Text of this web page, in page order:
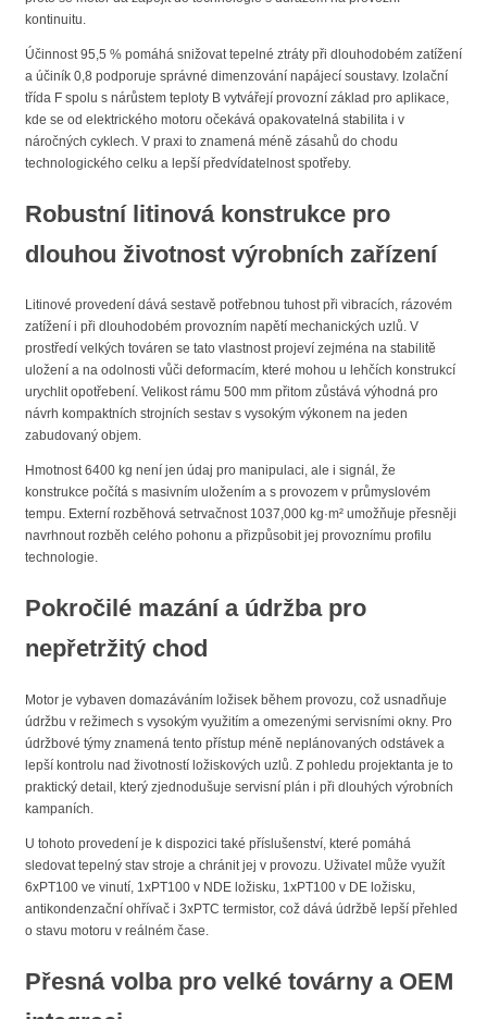
kontinuitu.
Účinnost 95,5 % pomáhá snižovat tepelné ztráty při dlouhodobém zatížení
a účiník 0,8 podporuje správné dimenzování napájecí soustavy. Izolační
třída F spolu s nárůstem teploty B vytvářejí provozní základ pro aplikace,
kde se od elektrického motoru očekává opakovatelná stabilita i v
náročných cyklech. V praxi to znamená méně zásahů do chodu
technologického celku a lepší předvídatelnost spotřeby.
Robustní litinová konstrukce pro
dlouhou životnost výrobních zařízení
Litinové provedení dává sestavě potřebnou tuhost při vibracích, rázovém
zatížení i při dlouhodobém provozním napětí mechanických uzlů. V
prostředí velkých továren se tato vlastnost projeví zejména na stabilitě
uložení a na odolnosti vůči deformacím, které mohou u lehčích konstrukcí
urychlit opotřebení. Velikost rámu 500 mm přitom zůstává výhodná pro
návrh kompaktních strojních sestav s vysokým výkonem na jeden
zabudovaný objem.
Hmotnost 6400 kg není jen údaj pro manipulaci, ale i signál, že
konstrukce počítá s masivním uložením a s provozem v průmyslovém
tempu. Externí rozběhová setrvačnost 1037,000 kg·m² umožňuje přesněji
navrhnout rozběh celého pohonu a přizpůsobit jej provoznímu profilu
technologie.
Pokročilé mazání a údržba pro
nepřetržitý chod
Motor je vybaven domazáváním ložisek během provozu, což usnadňuje
údržbu v režimech s vysokým využitím a omezenými servisními okny. Pro
údržbové týmy znamená tento přístup méně neplánovaných odstávek a
lepší kontrolu nad životností ložiskových uzlů. Z pohledu projektanta je to
praktický detail, který zjednodušuje servisní plán i při dlouhých výrobních
kampaních.
U tohoto provedení je k dispozici také příslušenství, které pomáhá
sledovat tepelný stav stroje a chránit jej v provozu. Uživatel může využít
6xPT100 ve vinutí, 1xPT100 v NDE ložisku, 1xPT100 v DE ložisku,
antikondenzační ohřívač i 3xPTC termistor, což dává údržbě lepší přehled
o stavu motoru v reálném čase.
Přesná volba pro velké továrny a OEM